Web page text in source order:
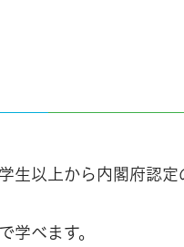
生以上から内閣府認
学べます。